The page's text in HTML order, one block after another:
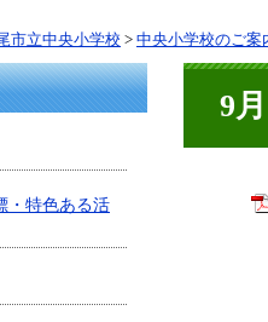
市立中央小学校 > 中央小学校のご案
・特色ある活
9